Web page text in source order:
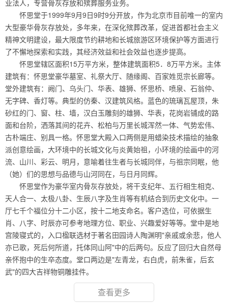
业法人，专营骨灰存放和殡葬服务业务。
怀思堂于1999年9月9日9时9分开放，作为北京市目前唯一的室内
大型豪华骨灰存放处，多年来，在深化殡葬改革，促进首都社会主义
精神文明建设，最大限度节约耕地和长城旅游区环境保护等方面进行
了不懈地探索和实践，其经济效益和社会效益也逐步提高。
怀思堂辖区面积15万平方米，整体建筑面积5．8万平方米。主体
建筑有：怀思堂豪华墓室、礼祭大厅、随缘阁、百家姓觅宗长廊等。
堂外建筑有：阙门、乌头门、华表、雄狮、怀思桥、喷泉、石翁仲、
无字碑、香灯等。典型的仿秦、汉建筑风格。蓝色的琉璃瓦屋顶，朱
砂红的门、窗、柱、墙，汉白玉雕刻的雄狮、华表，花岗岩铺成的路
面和台阶，洒落其间的花卉、松柏与万里长城浑然一体、气势宏伟、
古朴端庄、别具一格。怀思堂大殿入口两侧是用蜡染技术描绘的抽象
派创意绘画，大环境中的长城文化与炎黄始祖，小环境的绘画中的河
流、山川、彩云、明月，意喻着往生者与长城同伴，与祖宗同眠，他
（她）们的思想与品德与山河同在，与日月同辉。
怀思堂作为豪华室内骨灰存放处，将干支纪年、五行相生相克、
天人合一、太极八卦、生辰八字及生肖等有机结合到历史文化中。一
厅七千个福位分十二小区，按十二地支命名。客户选位，可依据生
肖、八字、时辰亦可参考地理方位、职业、兴趣爱好等等。堂中是地
宫陵寝式的，入口楹联选材于著名田园诗人陶渊明"亲戚或余悲，他人
亦已歌，死后何所道，托体同山阿"中的后两句。反应了回归大自然母
亲怀抱中的生卒态度。堂口两边是"左青龙，右白虎，前朱雀，后玄
武"的四大吉祥物铜雕挂件。
查看更多